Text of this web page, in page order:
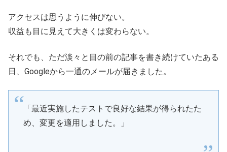
アクセスは思うように伸びない。
収益も目に見えて大きくは変わらない。
それでも、ただ淡々と目の前の記事を書き続けていたある
日、Googleから一通のメールが届きました。
「最近実施したテストで良好な結果が得られたた
め、変更を適用しました。」